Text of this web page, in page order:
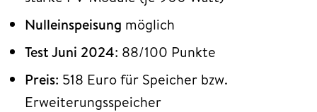
Nulleinspeisung möglich
Test Juni 2024: 88/100 Punkte
Preis: 518 Euro für Speicher bzw.
Erweiterungsspeicher